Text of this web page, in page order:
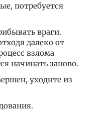
потребуется
враги.
далеко от
взлома
начинать заново.
уходите из